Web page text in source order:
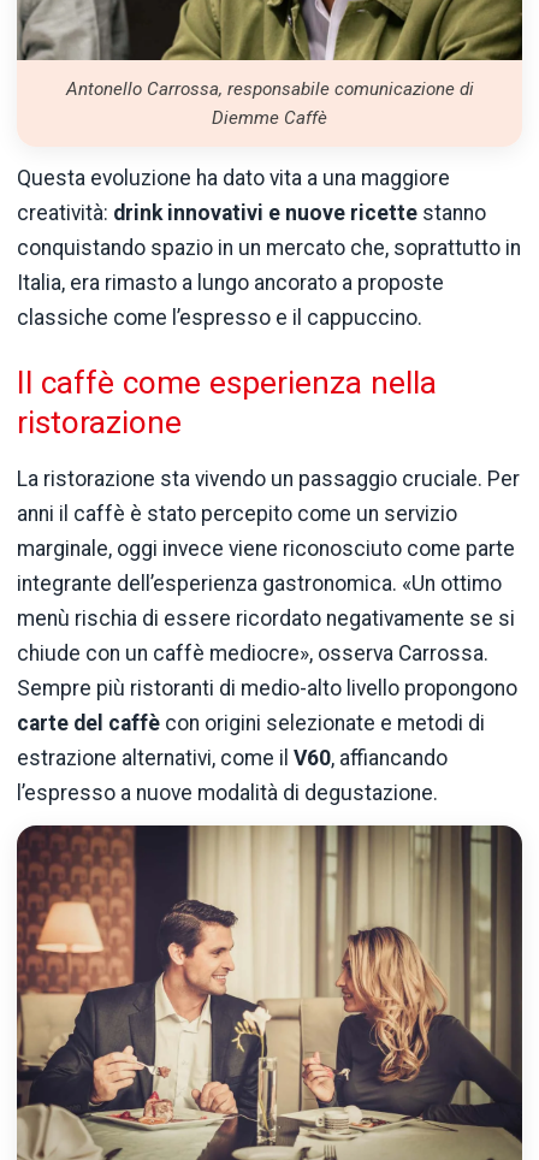
Antonello Carrossa, responsabile comunicazione di
Diemme Caffè
Questa evoluzione ha dato vita a una maggiore
creatività: drink innovativi e nuove ricette stanno
conquistando spazio in un mercato che, soprattutto in
Italia, era rimasto a lungo ancorato a proposte
classiche come l’espresso e il cappuccino.
Il caffè come esperienza nella
ristorazione
La ristorazione sta vivendo un passaggio cruciale. Per
anni il caffè è stato percepito come un servizio
marginale, oggi invece viene riconosciuto come parte
integrante dell’esperienza gastronomica. «Un ottimo
menù rischia di essere ricordato negativamente se si
chiude con un caffè mediocre», osserva Carrossa.
Sempre più ristoranti di medio-alto livello propongono
carte del caffè con origini selezionate e metodi di
estrazione alternativi, come il V60, affiancando
l’espresso a nuove modalità di degustazione.